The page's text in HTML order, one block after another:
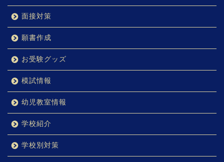
面接対策
願書作成
お受験グッズ
模試情報
幼児教室情報
学校紹介
学校別対策